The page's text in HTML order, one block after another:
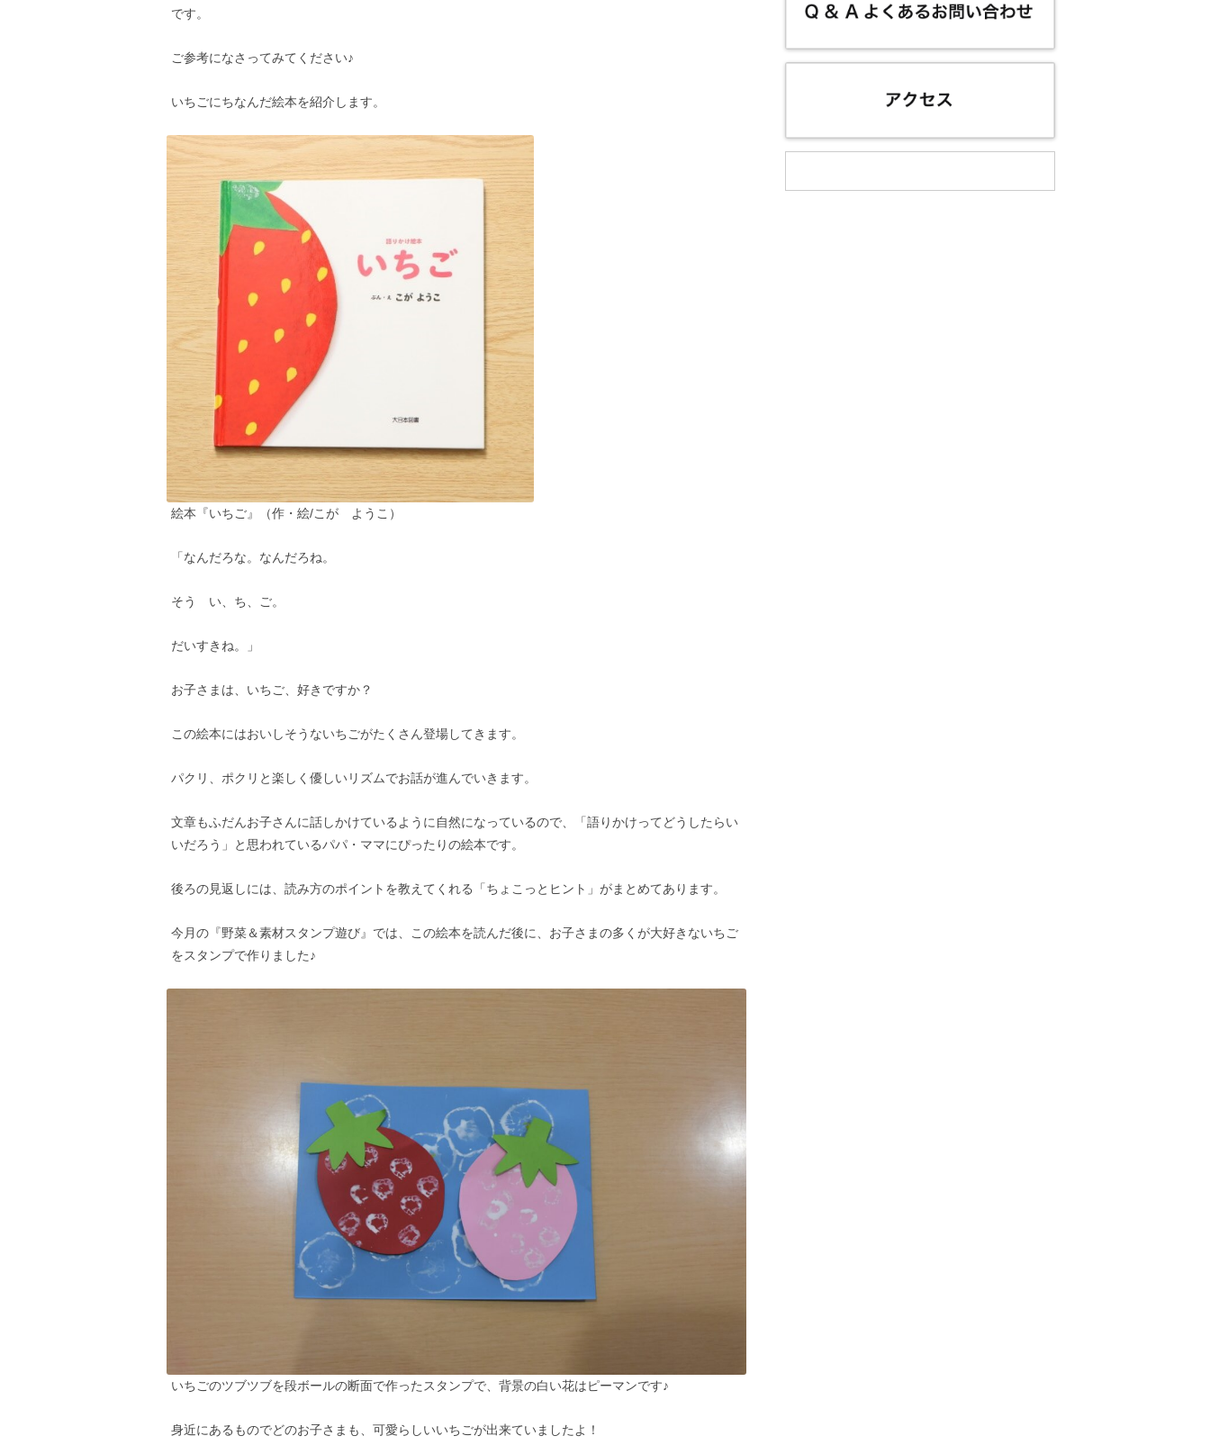
です。
ご参考になさってみてください♪
いちごにちなんだ絵本を紹介します。
絵本『いちご』（作・絵/こが ようこ）
「なんだろな。なんだろね。
そう い、ち、ご。
だいすきね。」
お子さまは、いちご、好きですか？
この絵本にはおいしそうないちごがたくさん登場してきます。
パクリ、ポクリと楽しく優しいリズムでお話が進んでいきます。
文章もふだんお子さんに話しかけているように自然になっているので、「語りかけってどうしたらい
いだろう」と思われているパパ・ママにぴったりの絵本です。
後ろの見返しには、読み方のポイントを教えてくれる「ちょこっとヒント」がまとめてあります。
今月の『野菜＆素材スタンプ遊び』では、この絵本を読んだ後に、お子さまの多くが大好きないちご
をスタンプで作りました♪
いちごのツブツブを段ボールの断面で作ったスタンプで、背景の白い花はピーマンです♪
身近にあるものでどのお子さまも、可愛らしいいちごが出来ていましたよ！